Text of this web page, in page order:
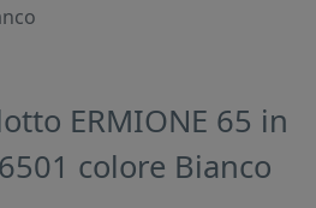
ERMIONE 65 in
colore Bianco